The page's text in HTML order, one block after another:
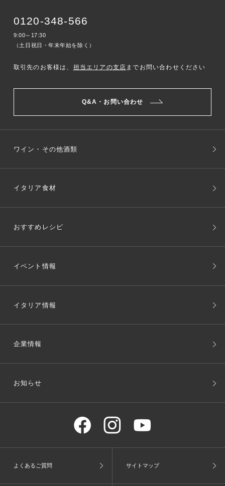
0120-348-566
9:00～17:30
（土日祝日・年末年始を除く）
取引先のお客様は、 担当エリアの支店 までお問い合わせください
Q&A・お問い合わせ
ワイン・その他酒類
イタリア食材
おすすめレシピ
イベント情報
イタリア情報
企業情報
お知らせ
よくあるご質問 サイトマップ